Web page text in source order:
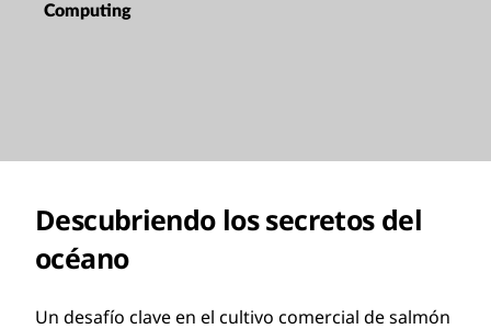
Computing
Descubriendo los secretos del
océano
Un desafío clave en el cultivo comercial de salmón